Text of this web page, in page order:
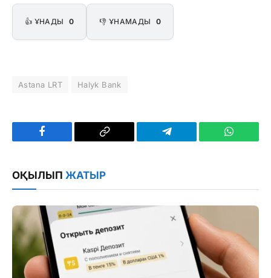
👍 ҰНАДЫ 0 👎 ҰНАМАДЫ 0
Astana LRT Halyk Bank
Facebook
Copy
Telegram
ОҚЫЛЫП ЖАТЫР